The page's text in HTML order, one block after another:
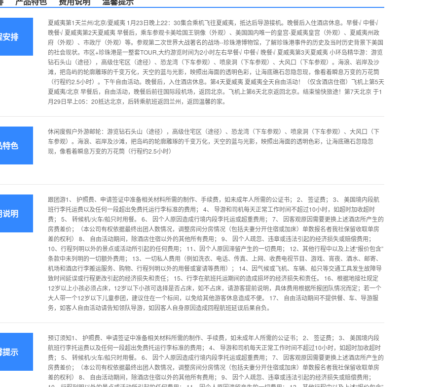
安排
夏威夷第1天兰州/北京/夏威夷 1月23日晚上22：30集合乘机飞往夏威夷，抵达后导游接机。晚餐后入住酒店休息。早餐√ 中餐√
晚餐√ 夏威夷第2天夏威夷 早餐后，乘车参观卡美哈国王铜像（外观）、美国国内唯一的皇宫-夏威夷皇宫（外观）、夏威夷州政
府（外观）、市政厅（外观）等。参观第二次世界大战著名的战场--珍珠港博物馆，了解珍珠港事件的历史及当时历史背景下美国
的社会现状。市区+珍珠港是一整套TOUR,大约游览时间为2小时左右早餐√ 中餐√ 晚餐√ 夏威夷第3天夏威夷 小环岛精华游：游览
钻石头山（途径），高级住宅区（途径）、恐龙湾（下车参观）、喷泉洞（下车参观）、大风口（下车参观）。海浪、岩岸及沙
滩，把岛屿的轮廓雕琢的千变万化，天空的蓝与光影，映照出海面的透明色彩，让海底礁石忽隐忽现，像看着瞬息万变的万花筒
（行程约2.5小时）。下午自由活动。晚餐后，入住酒店休息。第4天夏威夷 夏威夷全天自由活动！（仅含酒店住宿）飞机上第5天
夏威夷/北京 早餐后，自由活动，晚餐后前往国际段机场，返回北京。飞机上第6天北京返回北京。结束愉快旅途！第7天北京 于1
月29日早上05：20抵达北京，后转乘航班返回兰州，返回温馨的家。
特色
休闲度假户外游邮轮：游览钻石头山（途径），高级住宅区（途径）、恐龙湾（下车参观）、喷泉洞（下车参观）、大风口（下
车参观）。海浪、岩岸及沙滩，把岛屿的轮廓雕琢的千变万化，天空的蓝与光影，映照出海面的透明色彩，让海底礁石忽隐忽
现，像看着瞬息万变的万花筒（行程约2.5小时）
说明
跟团游1、 护照费、申请签证中准备相关材料所需的制作、手续费，如未成年人所需的公证书； 2、 签证费； 3、 美国境内段航
班行李托运费以及任何一段超出免费托运行李标准的费用； 4、 导游和司机每天正常工作时间不超过10小时，如超时加收超时
费； 5、 转候机/火车/船只时用餐。 6、 因个人原因造成行境内段李托运或超重费用； 7、 因客观原因需要更换上述酒店所产生的
房费差价；（本公司有权依据最终出团人数情况，调整房间分房情况（包括夫妻分开住宿或加床）单数报名者我社保留收取单房
差的权利） 8、 自由活动期间，除酒店住宿以外的其他所有费用； 9、 因个人疏忽、违章或违法引起的经济损失或赔偿费用；
10、行程列明以外的景点或活动所引起的任何费用； 11、因个人原因滞留产生的一切费用； 12、其他行程中以及上述“报价包含”
条款中未列明的一切额外费用； 13、一切私人费用（例如洗衣、电话、传真、上网、收费电视节目、游戏、宵夜、酒水、邮寄、
机场和酒店行李搬运服务、购物、行程列明以外的用餐或宴请等费用）； 14、因气候或飞机、车辆、船只等交通工具发生故障导
致时间延误或行程更改引起的经济损失和责任； 15、行李在航班托运期间的造成损坏的经济损失和责任。 16、根据地接社规定
12岁以上小孩必须占床，12岁以下小孩可选择是否占床，如不占床，请游客提前说明，具体费用根据所报团队情况而定；若一个
大人带一个12岁以下儿童参团，建议住在一个标间，以免给其他游客休息造成不便。 17、 自由活动期间不提供餐、车、导游服
务，如客人自由活动请告知领队导游，如因客人自身原因造成回程航班延误后果自负。
提示
预订须知1、 护照费、申请签证中准备相关材料所需的制作、手续费，如未成年人所需的公证书； 2、 签证费； 3、 美国境内段
航班行李托运费以及任何一段超出免费托运行李标准的费用； 4、 导游和司机每天正常工作时间不超过10小时，如超时加收超时
费； 5、 转候机/火车/船只时用餐。 6、 因个人原因造成行境内段李托运或超重费用； 7、 因客观原因需要更换上述酒店所产生的
房费差价；（本公司有权依据最终出团人数情况，调整房间分房情况（包括夫妻分开住宿或加床）单数报名者我社保留收取单房
差的权利） 8、 自由活动期间，除酒店住宿以外的其他所有费用； 9、 因个人疏忽、违章或违法引起的经济损失或赔偿费用；